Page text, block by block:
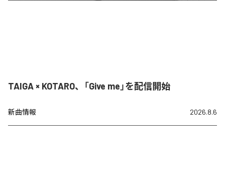
TAIGA × KOTARO、「Give me」を配信開始
新曲情報 2026.8.6